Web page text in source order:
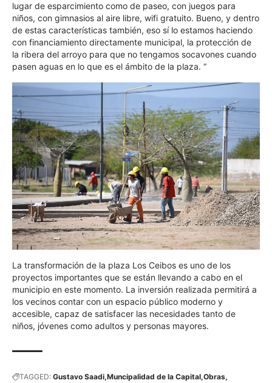
lugar de esparcimiento como de paseo, con juegos para
niños, con gimnasios al aire libre, wifi gratuito. Bueno, y dentro
de estas características también, eso sí lo estamos haciendo
con financiamiento directamente municipal, la protección de
la ribera del arroyo para que no tengamos socavones cuando
pasen aguas en lo que es el ámbito de la plaza. “
La transformación de la plaza Los Ceibos es uno de los
proyectos importantes que se están llevando a cabo en el
municipio en este momento. La inversión realizada permitirá a
los vecinos contar con un espacio público moderno y
accesible, capaz de satisfacer las necesidades tanto de
niños, jóvenes como adultos y personas mayores.
TAGGED: Gustavo Saadi Muncipalidad de la Capital Obras